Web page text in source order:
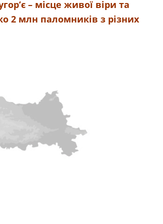
– місце живої віри та
2 млн паломників з різних